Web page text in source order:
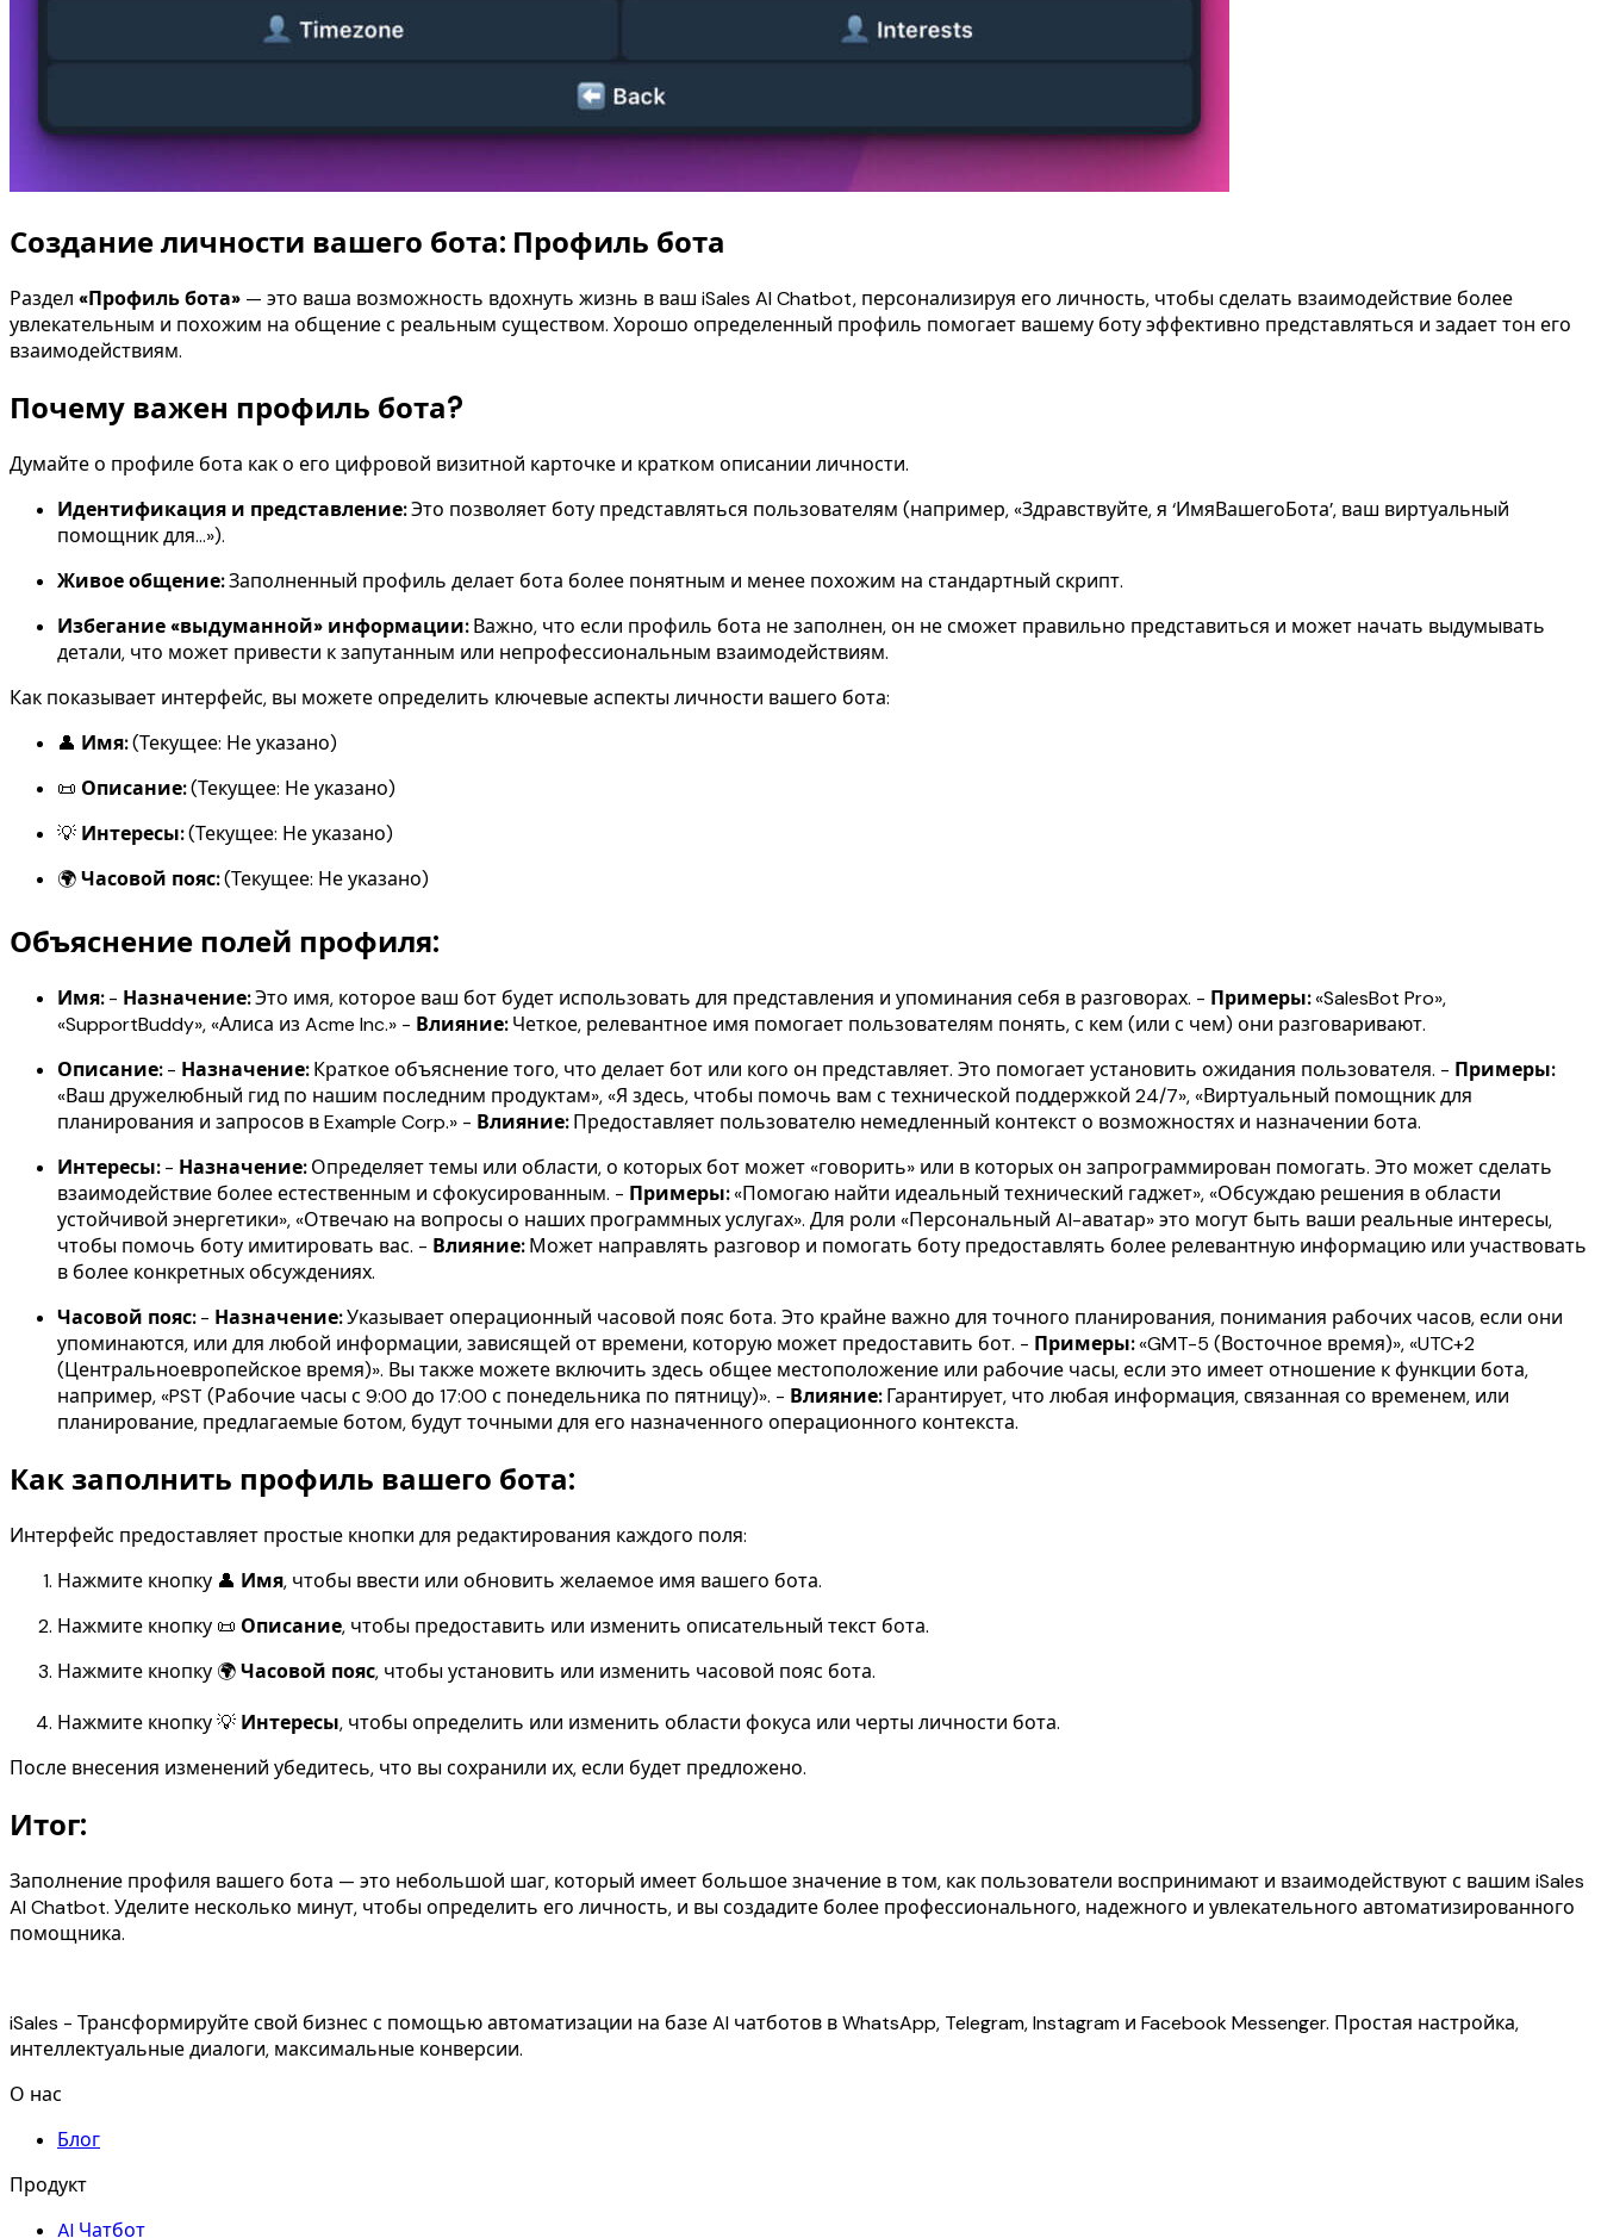
Создание личности вашего бота: Профиль бота
Раздел «Профиль бота» — это ваша возможность вдохнуть жизнь в ваш iSales AI Chatbot, персонализируя его личность, чтобы сделать взаимодействие более
увлекательным и похожим на общение с реальным существом. Хорошо определенный профиль помогает вашему боту эффективно представляться и задает тон его
взаимодействиям.
Почему важен профиль бота?
Думайте о профиле бота как о его цифровой визитной карточке и кратком описании личности.
Идентификация и представление:Это позволяет боту представляться пользователям (например, «Здравствуйте, я ‘ИмяВашегоБота’, ваш виртуальный
помощник для…»).
Живое общение:Заполненный профиль делает бота более понятным и менее похожим на стандартный скрипт.
Избегание «выдуманной» информации:Важно, что если профиль бота не заполнен, он не сможет правильно представиться и может начать выдумывать
детали, что может привести к запутанным или непрофессиональным взаимодействиям.
Как показывает интерфейс, вы можете определить ключевые аспекты личности вашего бота:
👤 Имя:(Текущее: Не указано)
📜 Описание:(Текущее: Не указано)
💡 Интересы:(Текущее: Не указано)
🌍Часовой пояс:(Текущее: Не указано)
Объяснение полей профиля:
Имя:- Назначение:Это имя, которое ваш бот будет использовать для представления и упоминания себя в разговорах. - Примеры:«SalesBot Pro»,
«SupportBuddy», «Алиса из Acme Inc.» - Влияние:Четкое, релевантное имя помогает пользователям понять, с кем (или с чем) они разговаривают.
Описание:- Назначение:Краткое объяснение того, что делает бот или кого он представляет. Это помогает установить ожидания пользователя. - Примеры:
«Ваш дружелюбный гид по нашим последним продуктам», «Я здесь, чтобы помочь вам с технической поддержкой 24/7», «Виртуальный помощник для
планирования и запросов в Example Corp.» - Влияние:Предоставляет пользователю немедленный контекст о возможностях и назначении бота.
Интересы:- Назначение:Определяет темы или области, о которых бот может «говорить» или в которых он запрограммирован помогать. Это может сделать
взаимодействие более естественным и сфокусированным. - Примеры:«Помогаю найти идеальный технический гаджет», «Обсуждаю решения в области
устойчивой энергетики», «Отвечаю на вопросы о наших программных услугах». Для роли «Персональный AI-аватар» это могут быть ваши реальные интересы,
чтобы помочь боту имитировать вас. - Влияние:Может направлять разговор и помогать боту предоставлять более релевантную информацию или участвовать
в более конкретных обсуждениях.
Часовой пояс:- Назначение:Указывает операционный часовой пояс бота. Это крайне важно для точного планирования, понимания рабочих часов, если они
упоминаются, или для любой информации, зависящей от времени, которую может предоставить бот. - Примеры:«GMT-5 (Восточное время)», «UTC+2
(Центральноевропейское время)». Вы также можете включить здесь общее местоположение или рабочие часы, если это имеет отношение к функции бота,
например, «PST (Рабочие часы с 9:00 до 17:00 с понедельника по пятницу)». - Влияние:Гарантирует, что любая информация, связанная со временем, или
планирование, предлагаемые ботом, будут точными для его назначенного операционного контекста.
Как заполнить профиль вашего бота:
Интерфейс предоставляет простые кнопки для редактирования каждого поля:
Нажмите кнопку 👤 Имя, чтобы ввести или обновить желаемое имя вашего бота.
Нажмите кнопку 📜 Описание, чтобы предоставить или изменить описательный текст бота.
Нажмите кнопку 🌍Часовой пояс, чтобы установить или изменить часовой пояс бота.
Нажмите кнопку 💡 Интересы, чтобы определить или изменить области фокуса или черты личности бота.
После внесения изменений убедитесь, что вы сохранили их, если будет предложено.
Итог:
Заполнение профиля вашего бота — это небольшой шаг, который имеет большое значение в том, как пользователи воспринимают и взаимодействуют с вашим iSales
AI Chatbot. Уделите несколько минут, чтобы определить его личность, и вы создадите более профессионального, надежного и увлекательного автоматизированного
помощника.
iSales - Трансформируйте свой бизнес с помощью автоматизации на базе AI чатботов в WhatsApp, Telegram, Instagram и Facebook Messenger. Простая настройка,
интеллектуальные диалоги, максимальные конверсии.
О нас
Блог
Продукт
AI Чатбот